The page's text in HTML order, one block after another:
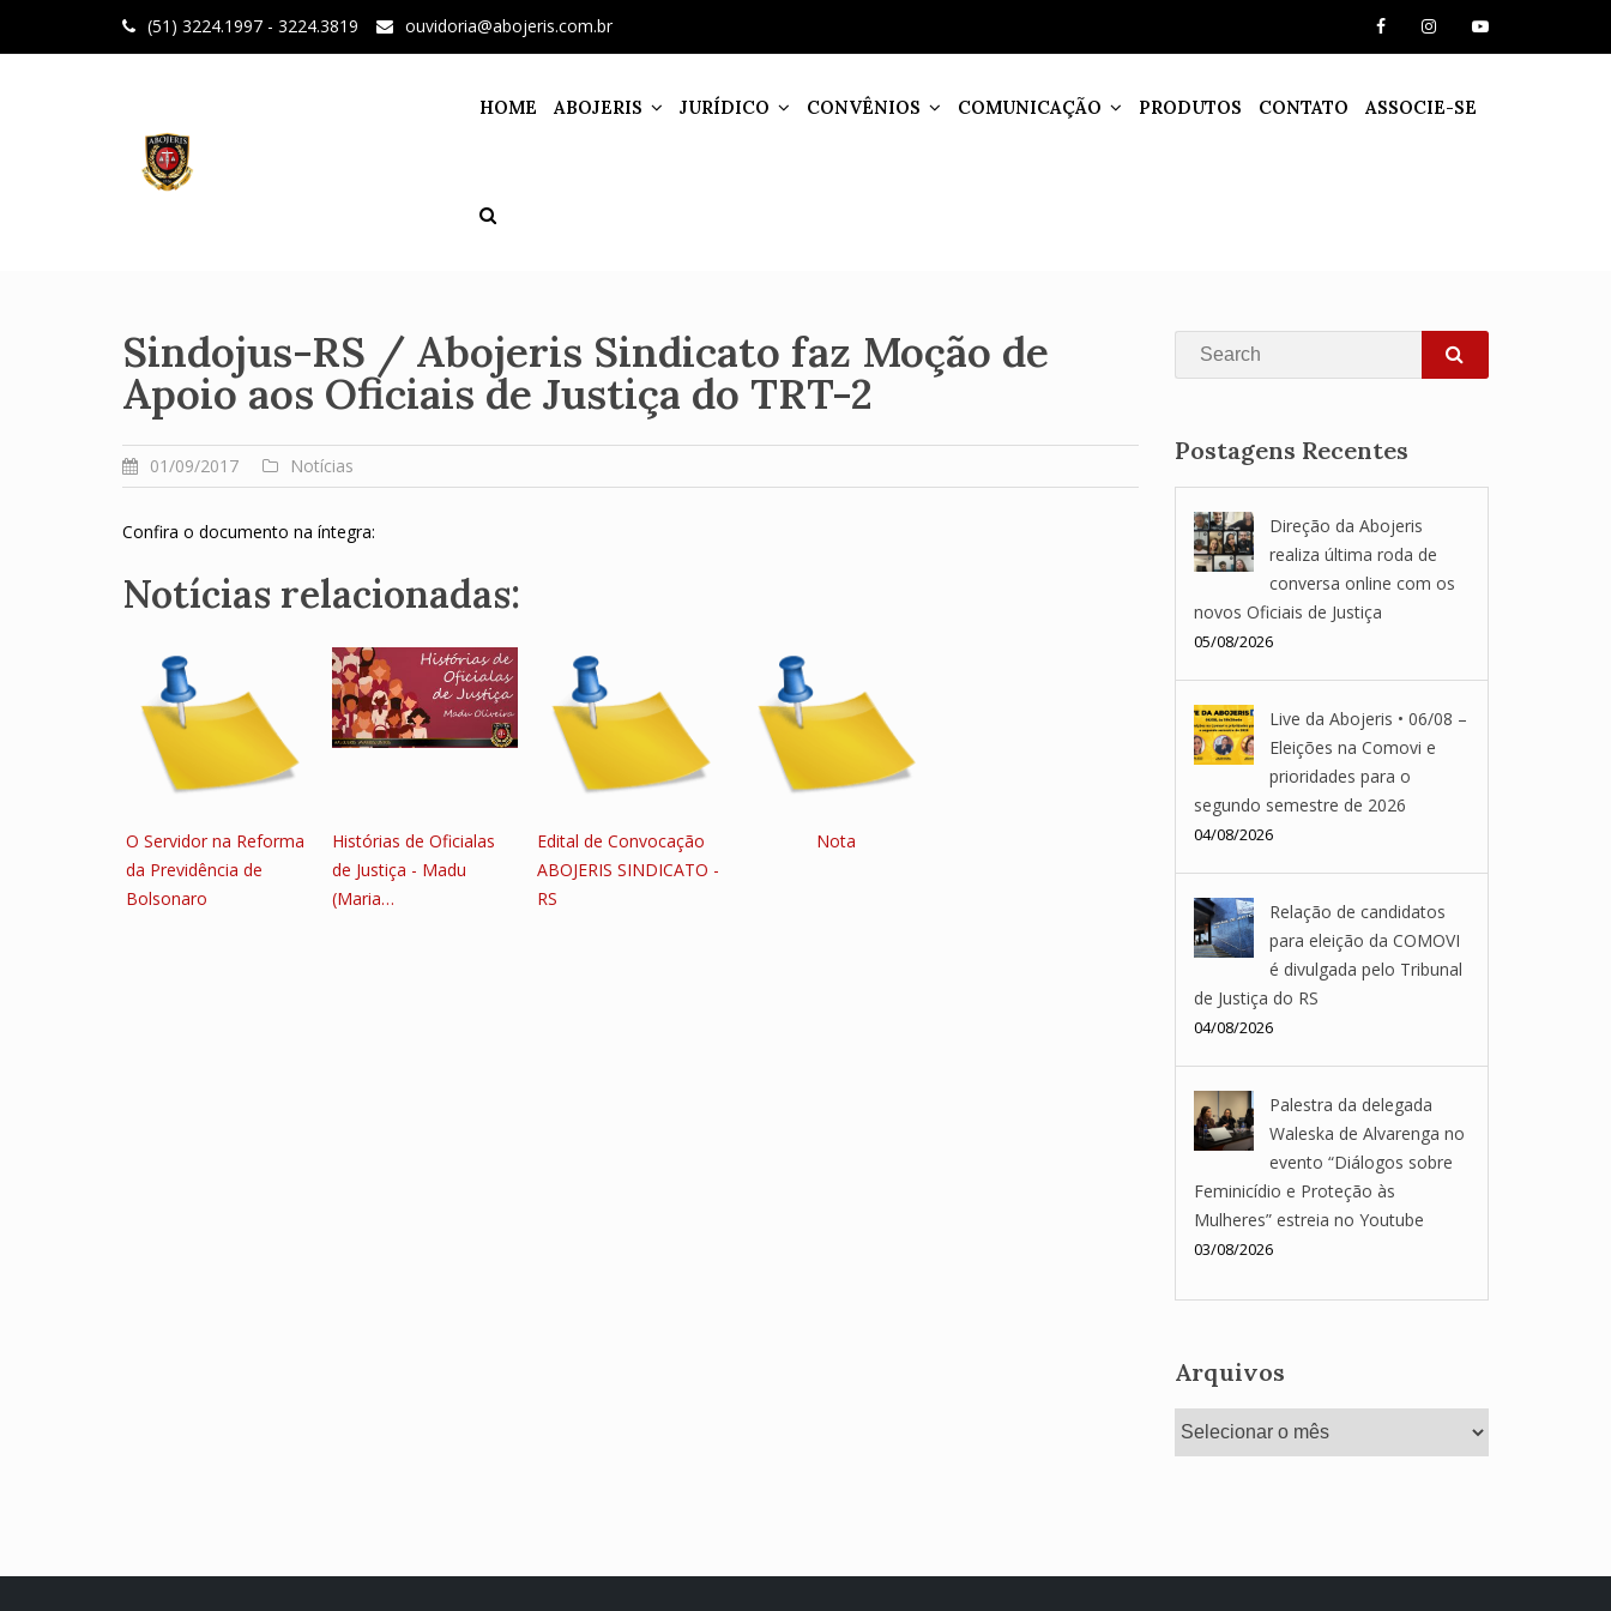
(51) 3224.1997 - 3224.3819 ouvidoria@abojeris.com.br
HOME ABOJERIS JURÍDICO CONVÊNIOS COMUNICAÇÃO PRODUTOS CONTATO ASSOCIE-SE
Sindojus-RS / Abojeris Sindicato faz Moção de
Apoio aos Oficiais de Justiça do TRT-2
01/09/2017 Notícias
Confira o documento na íntegra:
Notícias relacionadas:
O Servidor na Reforma
da Previdência de
Bolsonaro
Histórias de Oficialas
de Justiça - Madu
(Maria…
Edital de Convocação
ABOJERIS SINDICATO -
RS
Nota
Search
SEARCH
Postagens Recentes
Direção da Abojeris
realiza última roda de
conversa online com os
novos Oficiais de Justiça
05/08/2026
Live da Abojeris • 06/08 –
Eleições na Comovi e
prioridades para o
segundo semestre de 2026
04/08/2026
Relação de candidatos
para eleição da COMOVI
é divulgada pelo Tribunal
de Justiça do RS
04/08/2026
Palestra da delegada
Waleska de Alvarenga no
evento “Diálogos sobre
Feminicídio e Proteção às
Mulheres” estreia no Youtube
03/08/2026
Arquivos
Arquivos